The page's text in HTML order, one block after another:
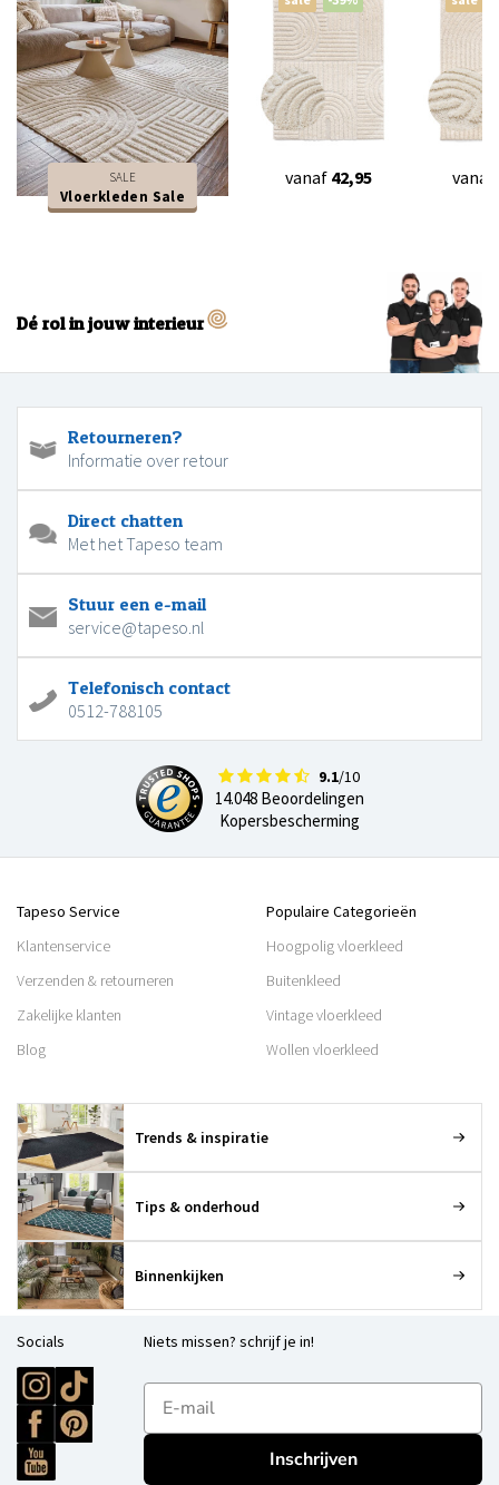
SALE
Vloerkleden Sale
vanaf 42,95 vanaf
Dé rol in jouw interieur
Retourneren?
Informatie over retour
Direct chatten
Met het Tapeso team
Stuur een e-mail
service@tapeso.nl
Telefonisch contact
0512-788105
9.1/10
14.048 Beoordelingen
Kopersbescherming
Tapeso Service
Klantenservice
Verzenden & retourneren
Zakelijke klanten
Blog
Populaire Categorieën
Hoogpolig vloerkleed
Buitenkleed
Vintage vloerkleed
Wollen vloerkleed
Trends & inspiratie
Tips & onderhoud
Binnenkijken
Socials Niets missen? schrijf je in!
E-mailadres
Inschrijven